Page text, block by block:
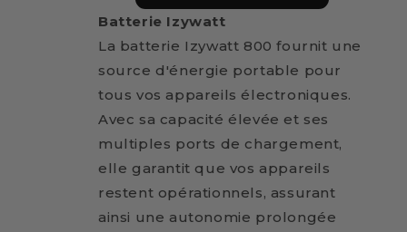
Batterie Izywatt
La batterie Izywatt 800 fournit une
source d'énergie portable pour
tous vos appareils électroniques.
Avec sa capacité élevée et ses
multiples ports de chargement,
elle garantit que vos appareils
restent opérationnels, assurant
ainsi une autonomie prolongée